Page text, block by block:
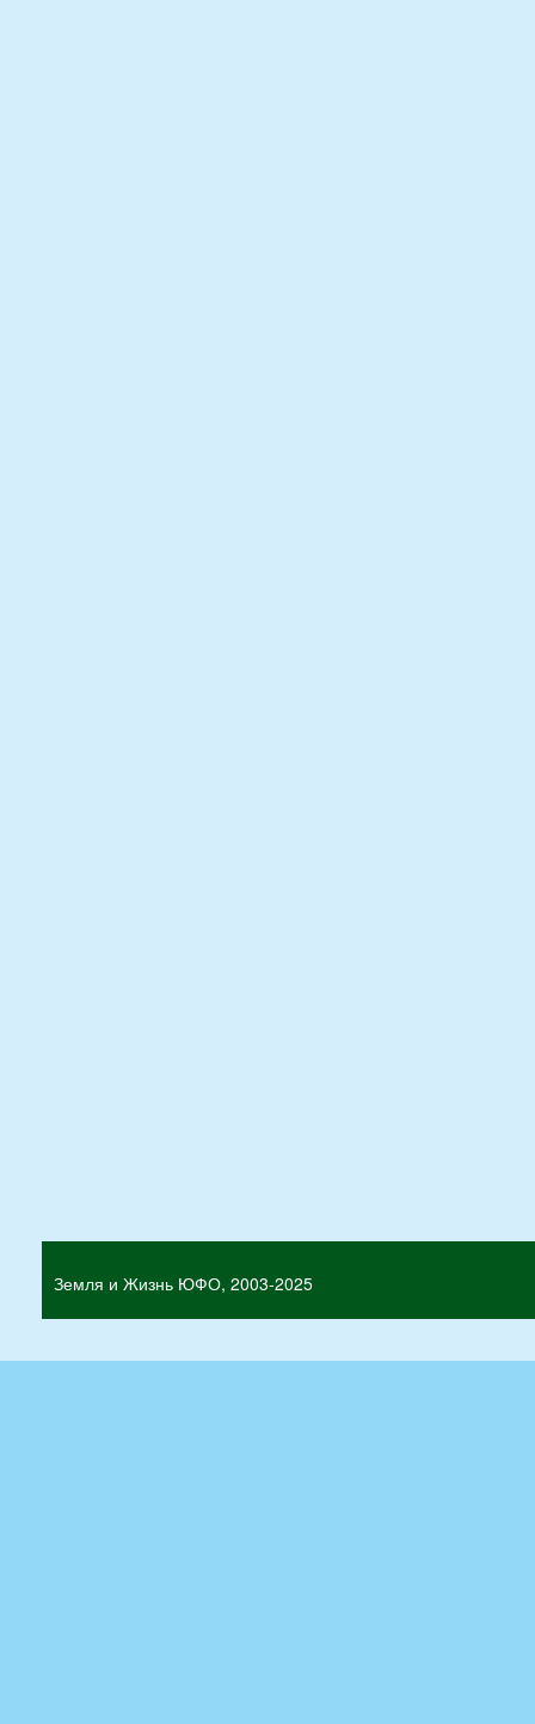
Земля и Жизнь ЮФО, 2003-2025